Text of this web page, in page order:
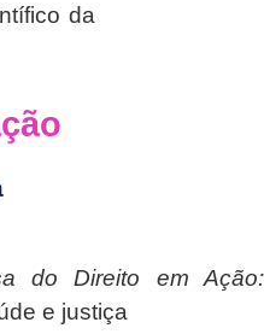
da
do Direito em Ação:
e justiça